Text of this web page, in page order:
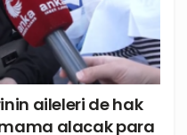
aileleri de hak
mama alacak para